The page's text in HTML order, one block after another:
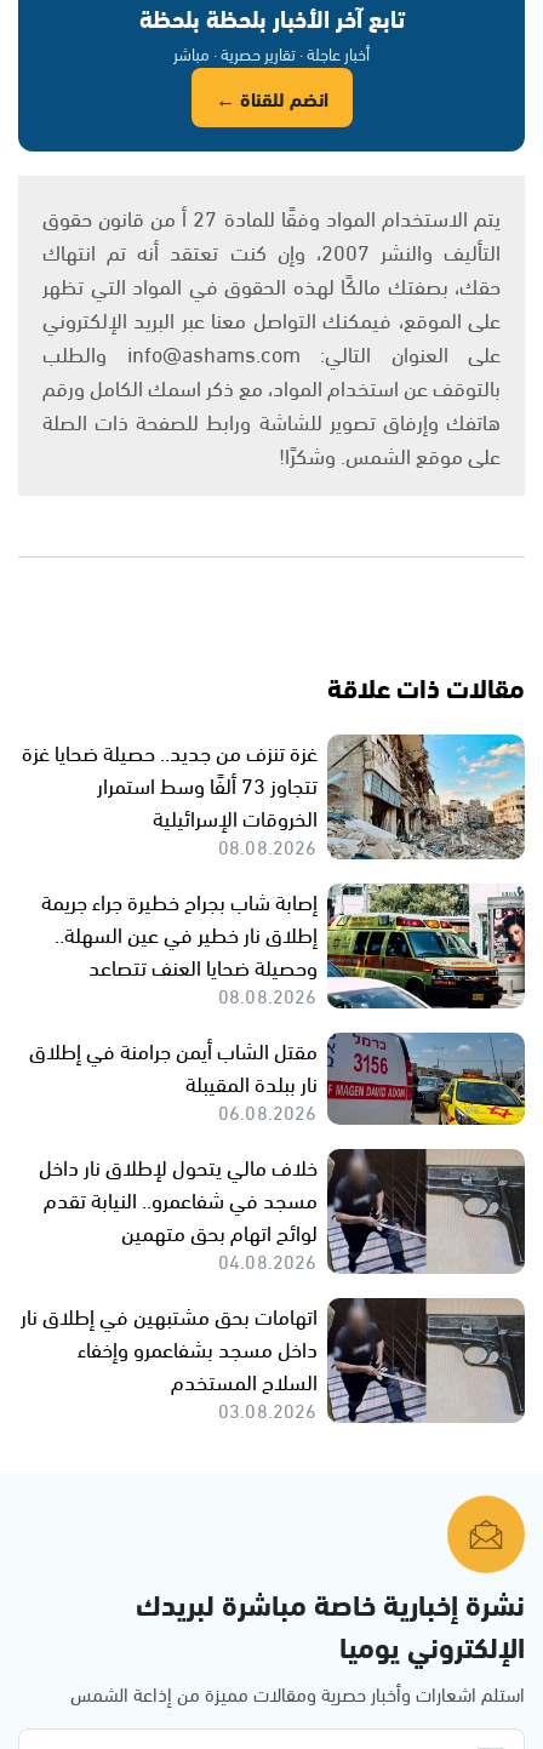
تابع آخر الأخبار بلحظة بلحظة
أخبار عاجلة · تقارير حصرية · مباشر
انضم للقناة ←
يتم الاستخدام المواد وفقًا للمادة 27 أ من قانون حقوق
التأليف والنشر 2007، وإن كنت تعتقد أنه تم انتهاك
حقك، بصفتك مالكًا لهذه الحقوق في المواد التي تظهر
على الموقع، فيمكنك التواصل معنا عبر البريد الإلكتروني
على العنوان التالي: info@ashams.com والطلب
بالتوقف عن استخدام المواد، مع ذكر اسمك الكامل ورقم
هاتفك وإرفاق تصوير للشاشة ورابط للصفحة ذات الصلة
على موقع الشمس. وشكرًا!
مقالات ذات علاقة
غزة تنزف من جديد.. حصيلة ضحايا غزة
تتجاوز 73 ألفًا وسط استمرار
الخروقات الإسرائيلية
08.08.2026
إصابة شاب بجراح خطيرة جراء جريمة
إطلاق نار خطير في عين السهلة..
وحصيلة ضحايا العنف تتصاعد
08.08.2026
مقتل الشاب أيمن جرامنة في إطلاق
نار ببلدة المقيبلة
06.08.2026
خلاف مالي يتحول لإطلاق نار داخل
مسجد في شفاعمرو.. النيابة تقدم
لوائح اتهام بحق متهمين
04.08.2026
اتهامات بحق مشتبهين في إطلاق نار
داخل مسجد بشفاعمرو وإخفاء
السلاح المستخدم
03.08.2026
نشرة إخبارية خاصة مباشرة لبريدك
الإلكتروني يوميا
استلم اشعارات وأخبار حصرية ومقالات مميزة من إذاعة الشمس